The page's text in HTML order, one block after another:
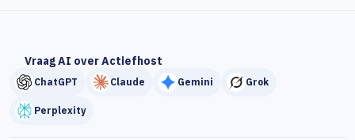
Vraag AI over Actiefhost
ChatGPT Claude Gemini Grok
Perplexity